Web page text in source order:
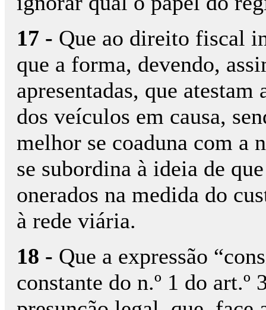
17 - Que ao direito fiscal
que a forma, devendo,
apresentadas, que
dos veículos em causa,
melhor se coaduna com a
se subordina à ideia de
onerados na medida do
à rede viária.
18 - Que a expressão
constante do n.º 1 do